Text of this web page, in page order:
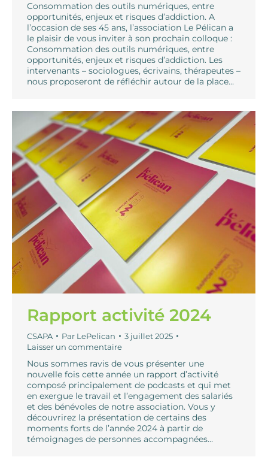
Consommation des outils numériques, entre
opportunités, enjeux et risques d’addiction. A
l’occasion de ses 45 ans, l’association Le Pélican a
le plaisir de vous inviter à son prochain colloque :
Consommation des outils numériques, entre
opportunités, enjeux et risques d’addiction. Les
intervenants – sociologues, écrivains, thérapeutes –
nous proposeront de réfléchir autour de la place…
Rapport activité 2024
CSAPA Par LePelican
3 juillet 2025
Laisser un commentaire
Nous sommes ravis de vous présenter une
nouvelle fois cette année un rapport d’activité
composé principalement de podcasts et qui met
en exergue le travail et l’engagement des salariés
et des bénévoles de notre association. Vous y
découvrirez la présentation de certains des
moments forts de l’année 2024 à partir de
témoignages de personnes accompagnées…